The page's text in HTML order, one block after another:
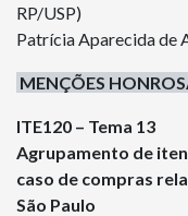
RP/USP)
Patrícia Aparecida de
MENÇÕES
ITE120 – Tema 13
Agrupamento de
caso de compras
São Paulo